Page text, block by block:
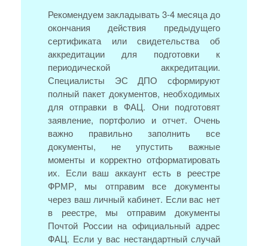
Рекомендуем закладывать 3-4 месяца до
окончания действия предыдущего
сертификата или свидетельства об
аккредитации для подготовки к
периодической аккредитации.
Специалисты ЭС ДПО сформируют
полный пакет документов, необходимых
для отправки в ФАЦ. Они подготовят
заявление, портфолио и отчет. Очень
важно правильно заполнить все
документы, не упустить важные
моменты и корректно отформатировать
их. Если ваш аккаунт есть в реестре
ФРМР, мы отправим все документы
через ваш личный кабинет. Если вас нет
в реестре, мы отправим документы
Почтой России на официальный адрес
ФАЦ. Если у вас нестандартный случай